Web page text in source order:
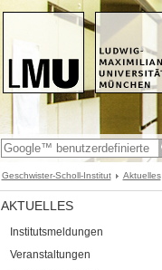
Geschwister-Scholl-Institut Aktuelles
AKTUELLES
Institutsmeldungen
Veranstaltungen